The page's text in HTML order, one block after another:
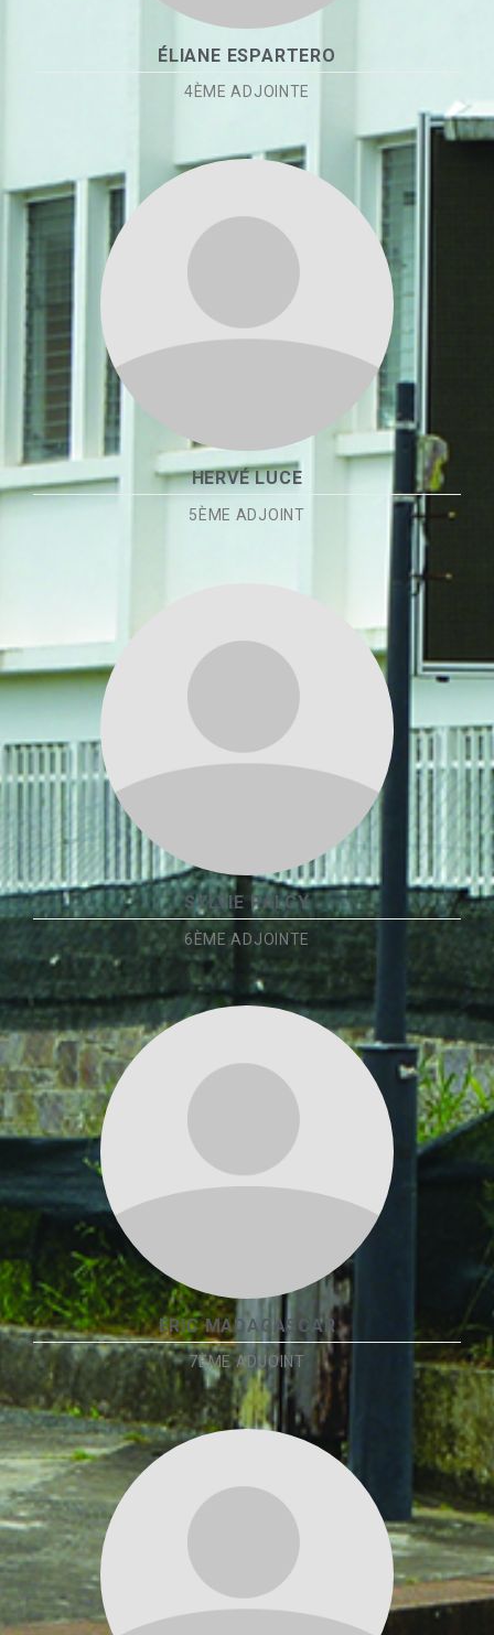
ÉLIANE ESPARTERO
4ÈME ADJOINTE
HERVÉ LUCE
5ÈME ADJOINT
SYLVIE PALCY
6ÈME ADJOINTE
ERIC MADAGASCAR
7ÈME ADJOINT